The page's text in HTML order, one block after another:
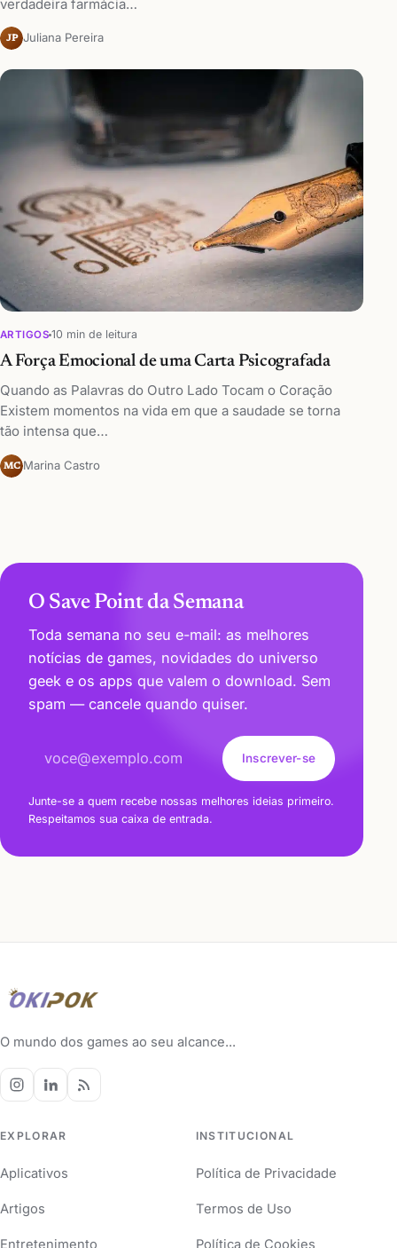
verdadeira farmácia…
JP Juliana Pereira
ARTIGOS 10 min de leitura
A Força Emocional de uma Carta Psicografada
Quando as Palavras do Outro Lado Tocam o Coração
Existem momentos na vida em que a saudade se torna
tão intensa que…
MC Marina Castro
O Save Point da Semana
Toda semana no seu e-mail: as melhores
notícias de games, novidades do universo
geek e os apps que valem o download. Sem
spam — cancele quando quiser.
Inscrever-se
Junte-se a quem recebe nossas melhores ideias primeiro.
Respeitamos sua caixa de entrada.
O mundo dos games ao seu alcance...
EXPLORAR
Aplicativos
Artigos
Entretenimento
INSTITUCIONAL
Política de Privacidade
Termos de Uso
Política de Cookies